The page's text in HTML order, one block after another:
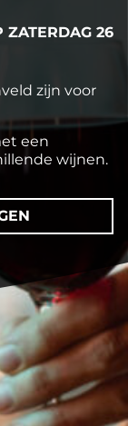
ZATERDAG 26
zijn voor
een
wijnen.